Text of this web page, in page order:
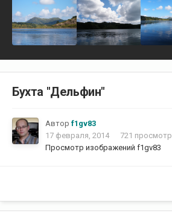
Бухта "Дельфин"
Автор f1gv83
17 февраля, 2014
721 просмотр
Просмотр изображений f1gv83